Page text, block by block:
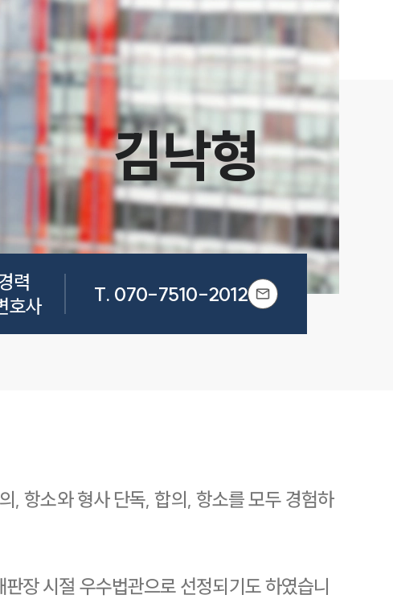
김낙형
력
호사
T. 070-7510-2012
, 항소와 형사 단독, 합의, 항소를 모두 경험하
장 시절 우수법관으로 선정되기도 하였습니